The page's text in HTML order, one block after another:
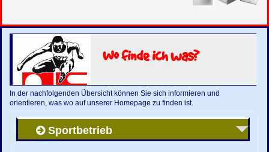
Wo finde ich was?
In der nachfolgenden Übersicht können Sie sich informieren und
orientieren, was wo auf unserer Homepage zu finden ist.
Sportbetrieb